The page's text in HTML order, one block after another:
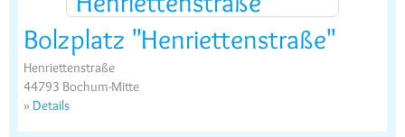
Bolzplatz "Henriettenstraße"
Henriettenstraße
44793 Bochum-Mitte
» Details